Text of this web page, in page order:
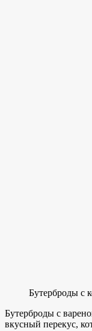
Бутерброды с
Бутерброды с
вкусный перекус,